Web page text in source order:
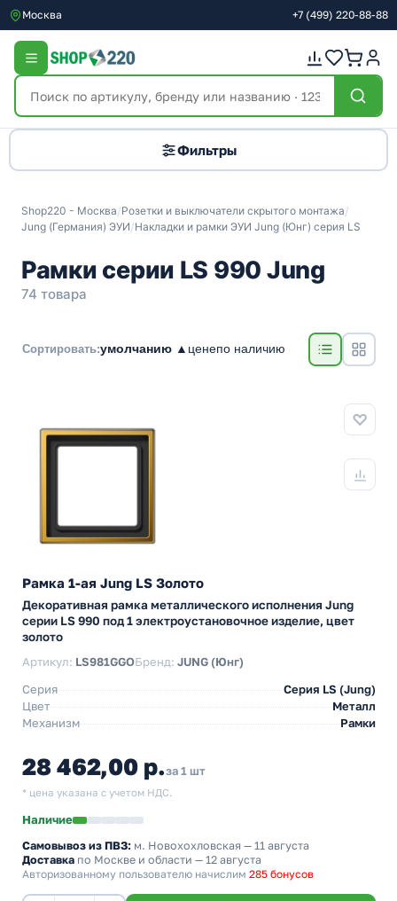
Москва +7 (499) 220-88-88
Фильтры
Shop220 - Москва/Розетки и выключатели скрытого монтажа/
Jung (Германия) ЭУИ/Накладки и рамки ЭУИ Jung (Юнг) серия LS
Рамки серии LS 990 Jung
74 товара
Сортировать:умолчанию ▲ ценепо наличию
Рамка 1-ая Jung LS Золото
Декоративная рамка металлического исполнения Jung
серии LS 990 под 1 электроустановочное изделие, цвет
золото
Артикул: LS981GGOБренд: JUNG (Юнг)
Серия
Серия LS (Jung)
Цвет
Металл
Механизм
Рамки
28 462,00 р.за 1 шт
* цена указана с учетом НДС.
Наличие
Самовывоз из ПВЗ: м. Новохохловская — 11 августа
Доставка по Москве и области — 12 августа
Авторизованному пользователю начислим 285 бонусов